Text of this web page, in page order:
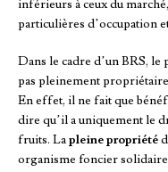
inférieurs à ceux du
particulières d’occupation
Dans le cadre d’un BRS,
pas pleinement
En effet, il ne fait que
dire qu’il a uniquement le
fruits. Lapleine propriété
organisme foncier